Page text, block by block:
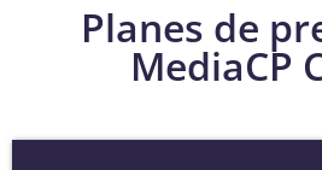
Planes de
MediaCP